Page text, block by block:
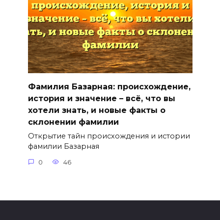
Фамилия Базарная: происхождение,
история и значение – всё, что вы
хотели знать, и новые факты о
склонении фамилии
Открытие тайн происхождения и истории
фамилии Базарная
0 46